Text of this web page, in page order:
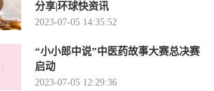
分享|环球快资讯
2023-07-05 14:35:52
“小小郎中说”中医药故事大赛总决赛
启动
2023-07-05 12:29:36